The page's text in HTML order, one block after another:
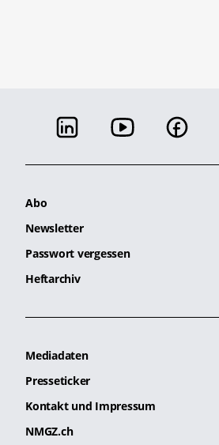
Abo
Newsletter
Passwort vergessen
Heftarchiv
Mediadaten
Presseticker
Kontakt und Impressum
NMGZ.ch